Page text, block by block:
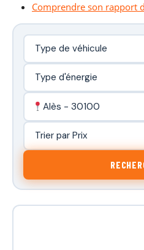
Comprendre son rapport
Alès - 30100